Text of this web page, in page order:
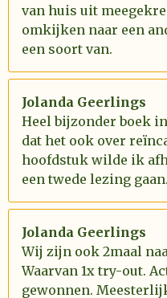
van huis uit
omkijken naar een
een soort van.
Jolanda Geerlings
Heel bijzonder boek
dat het ook over
hoofdstuk wilde ik
een twede lezing gaan.
Jolanda Geerlings
Wij zijn ook 2maal
Waarvan 1x try-out.
gewonnen.